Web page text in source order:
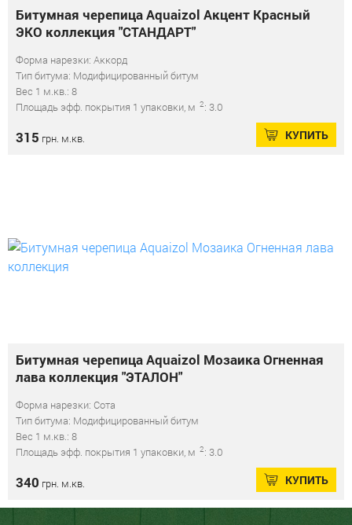
Битумная черепица Aquaizol Акцент Красный
ЭКО коллекция "СТАНДАРТ"
Форма нарезки: Аккорд
Тип битума: Модифицированный битум
Вес 1 м.кв.: 8
Площадь эфф. покрытия 1 упаковки, м 2: 3.0
315 грн. м.кв. КУПИТЬ
Битумная черепица Aquaizol Мозаика Огненная
лава коллекция "ЭТАЛОН"
Форма нарезки: Сота
Тип битума: Модифицированный битум
Вес 1 м.кв.: 8
Площадь эфф. покрытия 1 упаковки, м 2: 3.0
340 грн. м.кв. КУПИТЬ